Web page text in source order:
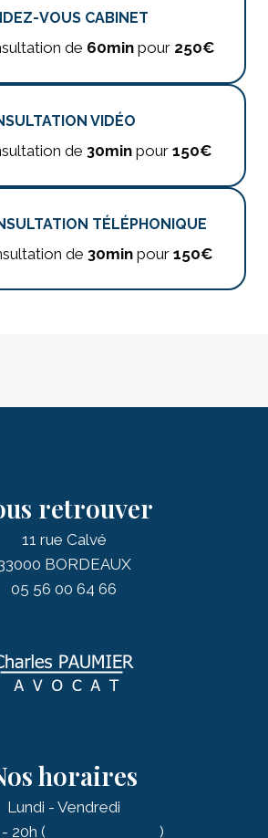
VOUS CABINET
de 60min pour 250€
VIDÉO
de 30min pour 150€
TÉLÉPHONIQUE
de 30min pour 150€
retrouver
11 rue Calvé
BORDEAUX
05 56 00 64 66
horaires
Lundi - Vendredi
20h (
)